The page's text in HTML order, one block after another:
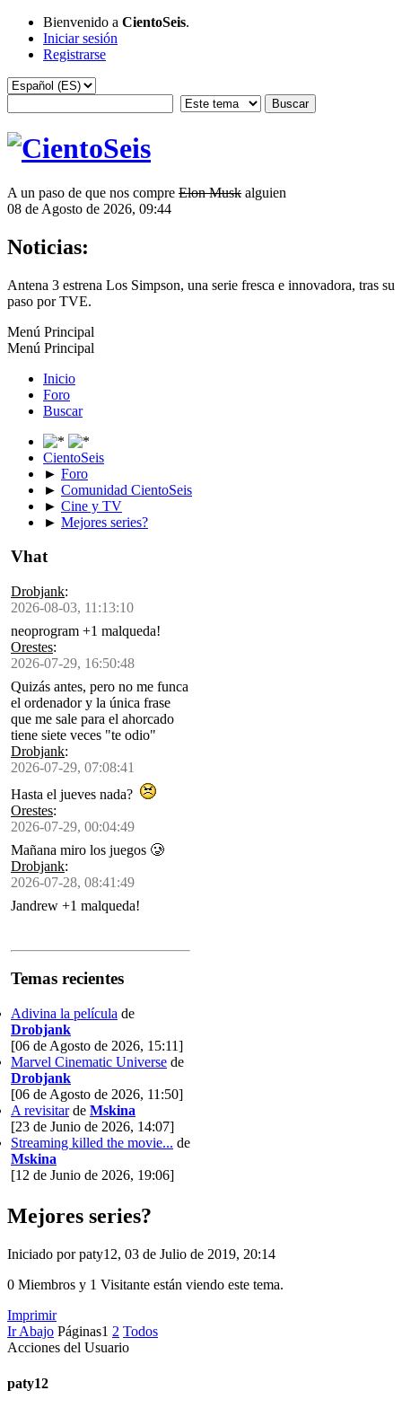
Bienvenido a CientoSeis.
Iniciar sesión
Registrarse
A un paso de que nos compre Elon Musk alguien
08 de Agosto de 2026, 09:44
Noticias:
Antena 3 estrena Los Simpson, una serie fresca e innovadora, tras su
paso por TVE.
Menú Principal
Menú Principal
Inicio
Foro
Buscar
CientoSeis
► Foro
► Comunidad CientoSeis
► Cine y TV
► Mejores series?
Vhat
Drobjank:
2026-08-03, 11:13:10
neoprogram +1 malqueda!
Orestes:
2026-07-29, 16:50:48
Quizás antes, pero no me funca
el ordenador y la única frase
que me sale para el ahorcado
tiene siete veces "te odio"
Drobjank:
2026-07-29, 07:08:41
Hasta el jueves nada?
Orestes:
2026-07-29, 00:04:49
Mañana miro los juegos 🥲
Drobjank:
2026-07-28, 08:41:49
Jandrew +1 malqueda!
Temas recientes
Adivina la película de
Drobjank
[06 de Agosto de 2026, 15:11]
Marvel Cinematic Universe de
Drobjank
[06 de Agosto de 2026, 11:50]
A revisitarde Mskina
[23 de Junio de 2026, 14:07]
Streaming killed the movie... de
Mskina
[12 de Junio de 2026, 19:06]
Mejores series?
Iniciado por paty12, 03 de Julio de 2019, 20:14
0 Miembros y 1 Visitante están viendo este tema.
Imprimir
Ir Abajo Páginas1 2 Todos
Acciones del Usuario
paty12